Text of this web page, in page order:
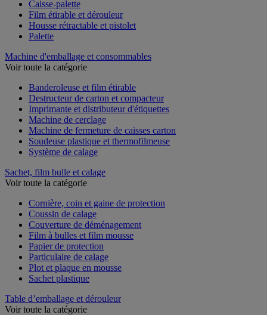
Caisse-palette
Film étirable et dérouleur
Housse rétractable et pistolet
Palette
Machine d'emballage et consommables
Voir toute la catégorie
Banderoleuse et film étirable
Destructeur de carton et compacteur
Imprimante et distributeur d'étiquettes
Machine de cerclage
Machine de fermeture de caisses carton
Soudeuse plastique et thermofilmeuse
Système de calage
Sachet, film bulle et calage
Voir toute la catégorie
Cornière, coin et gaine de protection
Coussin de calage
Couverture de déménagement
Film à bulles et film mousse
Papier de protection
Particulaire de calage
Plot et plaque en mousse
Sachet plastique
Table d’emballage et dérouleur
Voir toute la catégorie